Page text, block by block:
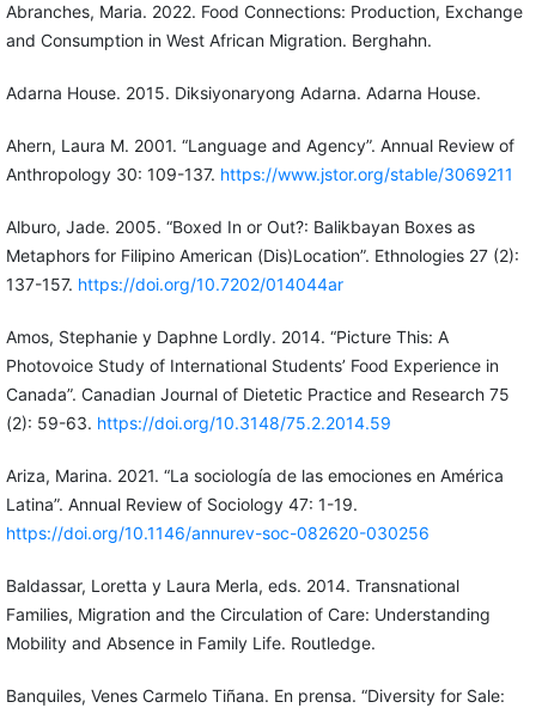
Abranches, Maria. 2022. Food Connections: Production, Exchange
and Consumption in West African Migration. Berghahn.
Adarna House. 2015. Diksiyonaryong Adarna. Adarna House.
Ahern, Laura M. 2001. “Language and Agency”. Annual Review of
Anthropology 30: 109-137. https://www.jstor.org/stable/3069211
Alburo, Jade. 2005. “Boxed In or Out?: Balikbayan Boxes as
Metaphors for Filipino American (Dis)Location”. Ethnologies 27 (2):
137-157. https://doi.org/10.7202/014044ar
Amos, Stephanie y Daphne Lordly. 2014. “Picture This: A
Photovoice Study of International Students’ Food Experience in
Canada”. Canadian Journal of Dietetic Practice and Research 75
(2): 59-63. https://doi.org/10.3148/75.2.2014.59
Ariza, Marina. 2021. “La sociología de las emociones en América
Latina”. Annual Review of Sociology 47: 1-19.
https://doi.org/10.1146/annurev-soc-082620-030256
Baldassar, Loretta y Laura Merla, eds. 2014. Transnational
Families, Migration and the Circulation of Care: Understanding
Mobility and Absence in Family Life. Routledge.
Banquiles, Venes Carmelo Tiñana. En prensa. “Diversity for Sale: